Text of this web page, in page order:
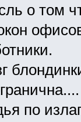
о том
по